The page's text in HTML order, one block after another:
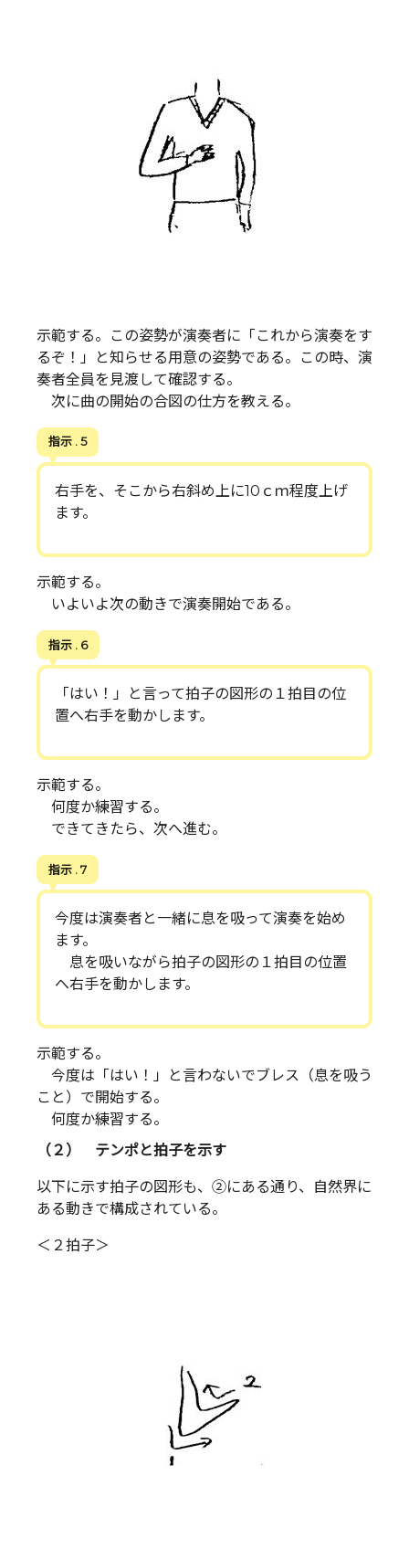
示範する。この姿勢が演奏者に「これから演奏をす
るぞ！」と知らせる用意の姿勢である。この時、演
奏者全員を見渡して確認する。
次に曲の開始の合図の仕方を教える。
指示 . 5
右手を、そこから右斜め上に10ｃｍ程度上げ
ます。
示範する。
いよいよ次の動きで演奏開始である。
指示 . 6
「はい！」と言って拍子の図形の１拍目の位
置へ右手を動かします。
示範する。
何度か練習する。
できてきたら、次へ進む。
指示 . 7
今度は演奏者と一緒に息を吸って演奏を始め
ます。
息を吸いながら拍子の図形の１拍目の位置
へ右手を動かします。
示範する。
今度は「はい！」と言わないでブレス（息を吸う
こと）で開始する。
何度か練習する。
（２） テンポと拍子を示す
以下に示す拍子の図形も、②にある通り、自然界に
ある動きで構成されている。
＜２拍子＞